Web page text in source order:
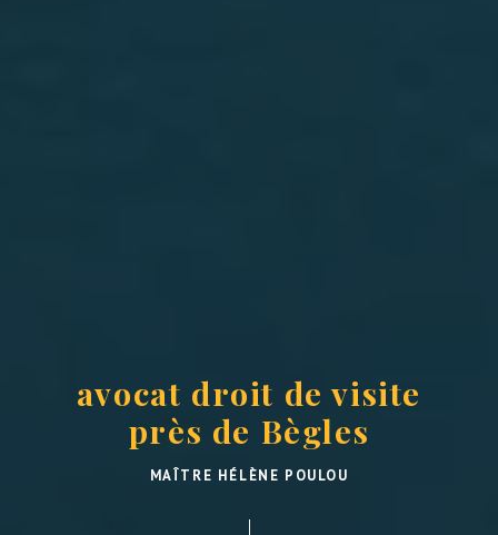
avocat droit de visite
près de Bègles
MAÎTRE HÉLÈNE POULOU